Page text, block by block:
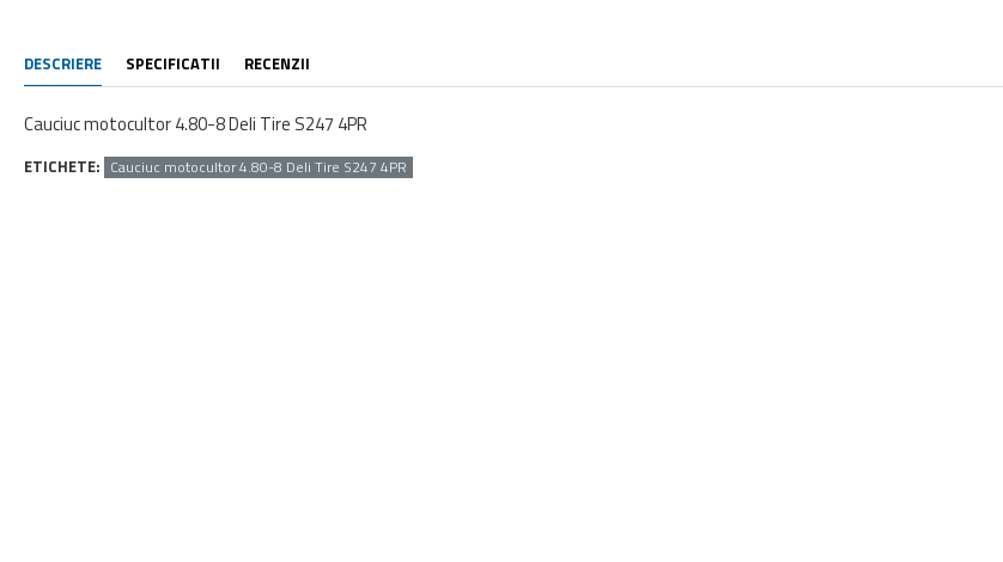
DESCRIERE SPECIFICATII RECENZII
Cauciuc motocultor 4.80-8 Deli Tire S247 4PR
ETICHETE: Cauciuc motocultor 4.80-8 Deli Tire S247 4PR